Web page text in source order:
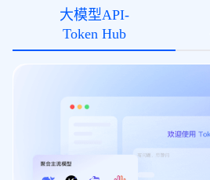
大模型API-
Token Hub